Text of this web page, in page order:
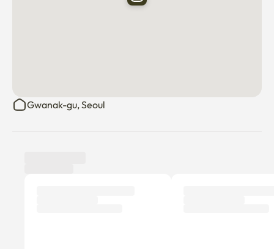
Gwanak-gu, Seoul